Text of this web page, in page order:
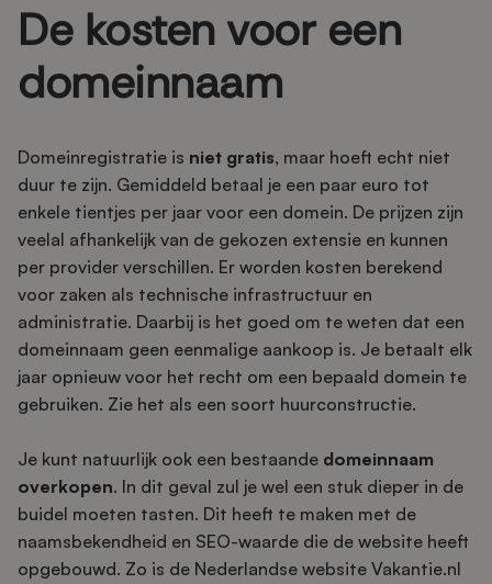
De kosten voor een
domeinnaam
Domeinregistratie is niet gratis, maar hoeft echt niet
duur te zijn. Gemiddeld betaal je een paar euro tot
enkele tientjes per jaar voor een domein. De prijzen zijn
veelal afhankelijk van de gekozen extensie en kunnen
per provider verschillen. Er worden kosten berekend
voor zaken als technische infrastructuur en
administratie. Daarbij is het goed om te weten dat een
domeinnaam geen eenmalige aankoop is. Je betaalt elk
jaar opnieuw voor het recht om een bepaald domein te
gebruiken. Zie het als een soort huurconstructie.
Je kunt natuurlijk ook een bestaande domeinnaam
overkopen. In dit geval zul je wel een stuk dieper in de
buidel moeten tasten. Dit heeft te maken met de
naamsbekendheid en SEO-waarde die de website heeft
opgebouwd. Zo is de Nederlandse website Vakantie.nl